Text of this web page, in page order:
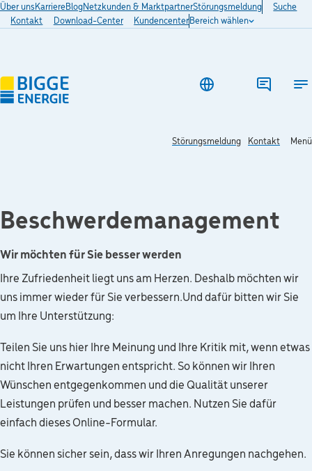
Über uns KarriereBlogNetzkunden & MarktpartnerStörungsmeldung
Suche
Kontakt
Download-Center Kundencenter Bereich wählen
Störungsmeldung Kontakt Menü
Beschwerde­management
Wir möchten für Sie besser werden
Ihre Zufriedenheit liegt uns am Herzen. Deshalb möchten wir
uns immer wieder für Sie verbessern.Und dafür bitten wir Sie
um Ihre Unterstützung:
Teilen Sie uns hier Ihre Meinung und Ihre Kritik mit, wenn etwas
nicht Ihren Erwartungen entspricht. So können wir Ihren
Wünschen entgegenkommen und die Qualität unserer
Leistungen prüfen und besser machen. Nutzen Sie dafür
einfach dieses Online-Formular.
Sie können sicher sein, dass wir Ihren Anregungen nachgehen.